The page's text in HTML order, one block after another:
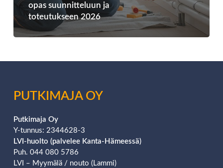
opas suunnitteluun ja
toteutukseen 2026
PUTKIMAJA OY
Putkimaja Oy
Y-tunnus: 2344628-3
LVI-huolto (palvelee Kanta-Hämeessä)
Puh. 044 080 5786
LVI – Myymälä / nouto (Lammi)